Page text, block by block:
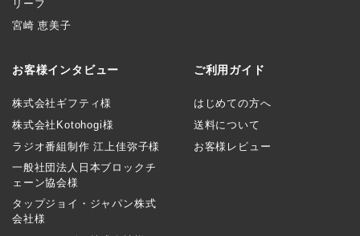
リーフ
宮崎 恵美子
お客様インタビュー
株式会社ギフティ様
株式会社Kotohogi様
ラジオ番組制作 江上佳弥子様
一般社団法人日本ブロックチ
ェーン協会様
タップジョイ・ジャパン株式
会社様
ご利用ガイド
はじめての方へ
送料について
お客様レビュー